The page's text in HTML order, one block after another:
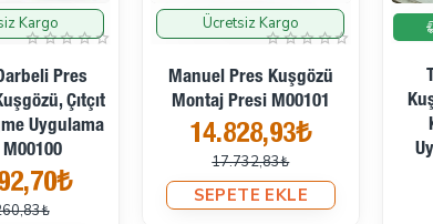
İndirimde
Kargo
Pres
Çıtçıt
Uygulama
İndirimde
Ücretsiz Kargo
Manuel Pres Kuşgözü
Montaj Presi M00101
14.828,93₺
17.732,83₺
SEPETE EKLE